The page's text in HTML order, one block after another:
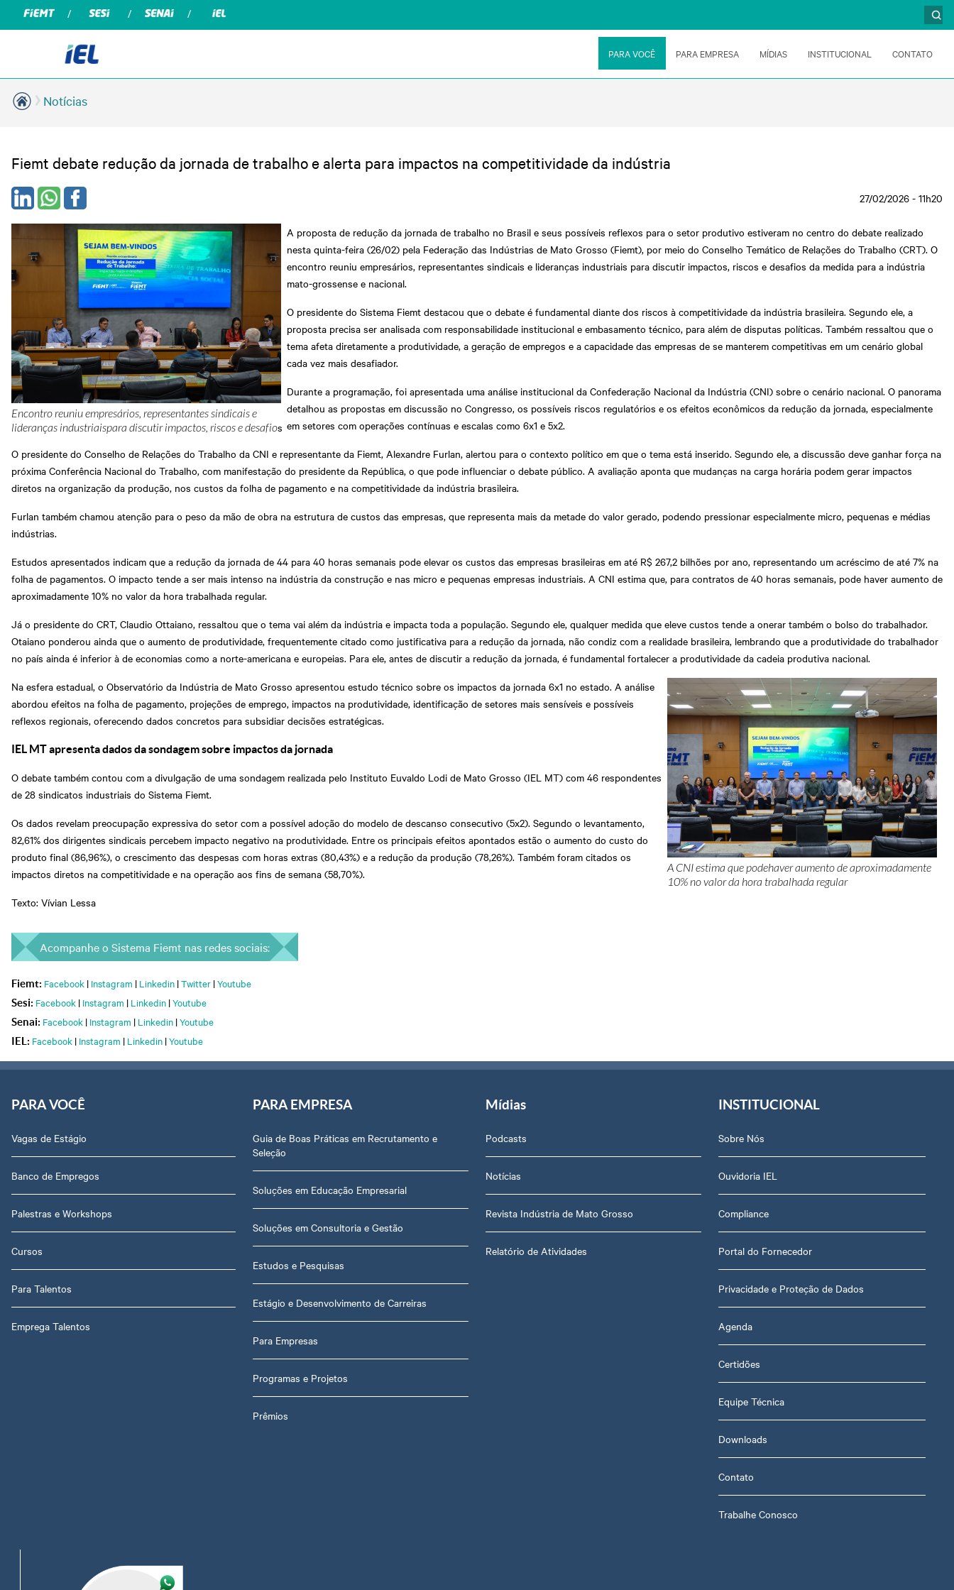
PARA VOCÊ PARA EMPRESA MÍDIAS INSTITUCIONAL CONTATO
Notícias
Fiemt debate redução da jornada de trabalho e alerta para impactos na competitividade da indústria
27/02/2026 - 11h20
Encontro reuniu empresários, representantes sindicais e
lideranças industriaispara discutir impactos, riscos e desafios
A proposta de redução da jornada de trabalho no Brasil e seus possíveis reflexos para o setor produtivo estiveram no centro do debate realizado
nesta quinta-feira (26/02) pela Federação das Indústrias de Mato Grosso (Fiemt), por meio do Conselho Temático de Relações do Trabalho (CRT). O
encontro reuniu empresários, representantes sindicais e lideranças industriais para discutir impactos, riscos e desafios da medida para a indústria
mato-grossense e nacional.
O presidente do Sistema Fiemt destacou que o debate é fundamental diante dos riscos à competitividade da indústria brasileira. Segundo ele, a
proposta precisa ser analisada com responsabilidade institucional e embasamento técnico, para além de disputas políticas. Também ressaltou que o
tema afeta diretamente a produtividade, a geração de empregos e a capacidade das empresas de se manterem competitivas em um cenário global
cada vez mais desafiador.
Durante a programação, foi apresentada uma análise institucional da Confederação Nacional da Indústria (CNI) sobre o cenário nacional. O panorama
detalhou as propostas em discussão no Congresso, os possíveis riscos regulatórios e os efeitos econômicos da redução da jornada, especialmente
em setores com operações contínuas e escalas como 6x1 e 5x2.
O presidente do Conselho de Relações do Trabalho da CNI e representante da Fiemt, Alexandre Furlan, alertou para o contexto político em que o tema está inserido. Segundo ele, a discussão deve ganhar força na
próxima Conferência Nacional do Trabalho, com manifestação do presidente da República, o que pode influenciar o debate público. A avaliação aponta que mudanças na carga horária podem gerar impactos
diretos na organização da produção, nos custos da folha de pagamento e na competitividade da indústria brasileira.
Furlan também chamou atenção para o peso da mão de obra na estrutura de custos das empresas, que representa mais da metade do valor gerado, podendo pressionar especialmente micro, pequenas e médias
indústrias.
Estudos apresentados indicam que a redução da jornada de 44 para 40 horas semanais pode elevar os custos das empresas brasileiras em até R$ 267,2 bilhões por ano, representando um acréscimo de até 7% na
folha de pagamentos. O impacto tende a ser mais intenso na indústria da construção e nas micro e pequenas empresas industriais. A CNI estima que, para contratos de 40 horas semanais, pode haver aumento de
aproximadamente 10% no valor da hora trabalhada regular.
Já o presidente do CRT, Claudio Ottaiano, ressaltou que o tema vai além da indústria e impacta toda a população. Segundo ele, qualquer medida que eleve custos tende a onerar também o bolso do trabalhador.
Otaiano ponderou ainda que o aumento de produtividade, frequentemente citado como justificativa para a redução da jornada, não condiz com a realidade brasileira, lembrando que a produtividade do trabalhador
no país ainda é inferior à de economias como a norte-americana e europeias. Para ele, antes de discutir a redução da jornada, é fundamental fortalecer a produtividade da cadeia produtiva nacional.
A CNI estima que podehaver aumento de aproximadamente
10% no valor da hora trabalhada regular
Na esfera estadual, o Observatório da Indústria de Mato Grosso apresentou estudo técnico sobre os impactos da jornada 6x1 no estado. A análise
abordou efeitos na folha de pagamento, projeções de emprego, impactos na produtividade, identificação de setores mais sensíveis e possíveis
reflexos regionais, oferecendo dados concretos para subsidiar decisões estratégicas.
IEL MT apresenta dados da sondagem sobre impactos da jornada
O debate também contou com a divulgação de uma sondagem realizada pelo Instituto Euvaldo Lodi de Mato Grosso (IEL MT) com 46 respondentes
de 28 sindicatos industriais do Sistema Fiemt.
Os dados revelam preocupação expressiva do setor com a possível adoção do modelo de descanso consecutivo (5x2). Segundo o levantamento,
82,61% dos dirigentes sindicais percebem impacto negativo na produtividade. Entre os principais efeitos apontados estão o aumento do custo do
produto final (86,96%), o crescimento das despesas com horas extras (80,43%) e a redução da produção (78,26%). Também foram citados os
impactos diretos na competitividade e na operação aos fins de semana (58,70%).
Texto: Vívian Lessa
Acompanhe o Sistema Fiemt nas redes sociais:
Fiemt: Facebook | Instagram | Linkedin |Twitter |Youtube
Sesi: Facebook | Instagram | Linkedin |Youtube
Senai: Facebook | Instagram | Linkedin |Youtube
IEL: Facebook | Instagram | Linkedin |Youtube
PARA VOCÊ
Vagas de Estágio
Banco de Empregos
Palestras e Workshops
Cursos
Para Talentos
Emprega Talentos
PARA EMPRESA
Guia de Boas Práticas em Recrutamento e
Seleção
Soluções em Educação Empresarial
Soluções em Consultoria e Gestão
Estudos e Pesquisas
Estágio e Desenvolvimento de Carreiras
Para Empresas
Programas e Projetos
Prêmios
Mídias
Podcasts
Notícias
Revista Indústria de Mato Grosso
Relatório de Atividades
INSTITUCIONAL
Sobre Nós
Ouvidoria IEL
Compliance
Portal do Fornecedor
Privacidade e Proteção de Dados
Agenda
Certidões
Equipe Técnica
Downloads
Contato
Trabalhe Conosco